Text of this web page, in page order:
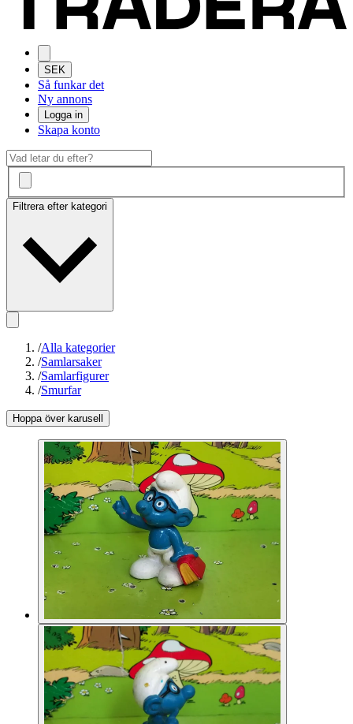
SEK
Så funkar det
Ny annons
Logga in
Skapa konto
Filtrera efter kategori
/Alla kategorier
/Samlarsaker
/Samlarfigurer
/Smurfar
Hoppa över karusell